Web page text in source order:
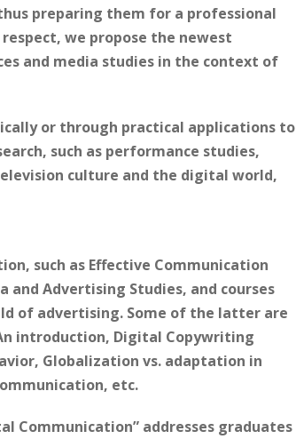
preparing them for a professional
we propose the newest
and media studies in the context of
or through practical applications to
such as performance studies,
culture and the digital world,
such as Effective Communication
and Advertising Studies, and courses
of advertising. Some of the latter are
introduction, Digital Copywriting
Globalization vs. adaptation in
etc.
Communication” addresses graduates